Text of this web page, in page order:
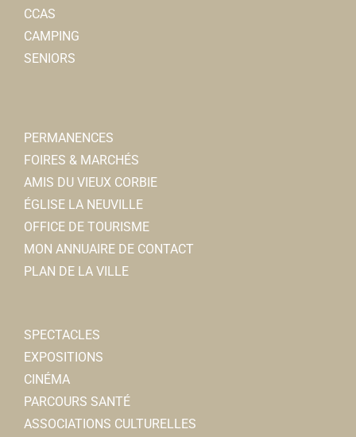
CCAS
CAMPING
SENIORS
PERMANENCES
FOIRES & MARCHÉS
AMIS DU VIEUX CORBIE
ÉGLISE LA NEUVILLE
OFFICE DE TOURISME
MON ANNUAIRE DE CONTACT
PLAN DE LA VILLE
SPECTACLES
EXPOSITIONS
CINÉMA
PARCOURS SANTÉ
ASSOCIATIONS CULTURELLES